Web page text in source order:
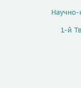
Научно-
1-й